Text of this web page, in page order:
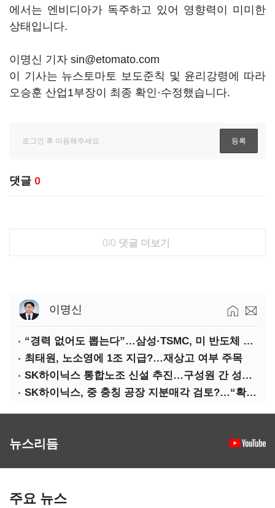
에서는 엔비디아가 독주하고 있어 영향력이 미미한
상태입니다.
이명신 기자 sin@etomato.com
이 기사는 뉴스토마토 보도준칙 및 윤리강령에 따라
오승훈 산업1부장이 최종 확인·수정했습니다.
댓글 0
0/0 댓글 더보기
이명신
“경력 없어도 뽑는다”…삼성·TSMC, 미 반도체 인재 쟁탈전
최태원, 노소영에 1조 지급?…재상고 여부 주목
SK하이닉스 통합노조 신설 추진…구성원 간 성과급 불만 확산
SK하이닉스, 중 충칭 공장 지분매각 검토?…“확정된 바 없어”
뉴스리듬
주요 뉴스